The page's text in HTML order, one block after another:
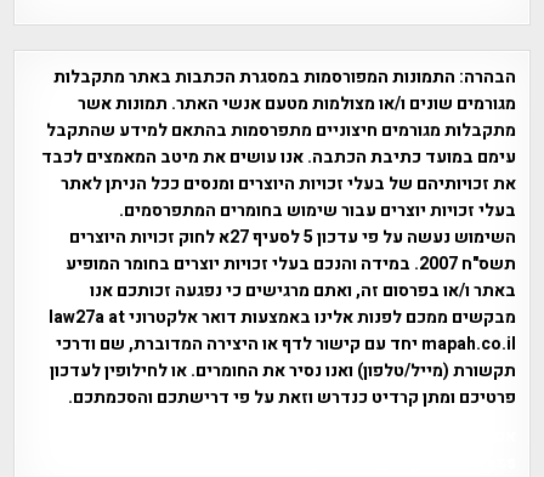
הבהרה: התמונות המפורסמות במסגרת הכתבות באתר מתקבלות
מגורמים שונים ו/או מצולמות מטעם אנשי האתר. תמונות אשר
מתקבלות מגורמים חיצוניים מתפרסמות בהתאם למידע שהתקבל
עימם במועד כתיבת הכתבה. אנו עושים את מיטב המאמצים לכבד
את זכויותיהם של בעלי זכויות היוצרים ומנסים ככל הניתן לאתר
בעלי זכויות יוצרים עבור שימוש בחומרים המתפרסמים.
השימוש נעשה על פי עדכון 5 לסעיף 27א לחוק זכויות היוצרים
תשס"ח 2007. במידה והנכם בעלי זכויות יוצרים בחומר המופיע
באתר ו/או בפרסום זה, ואתם מרגישים כי נפגעה זכותכם אנו
מבקשים ממכם לפנות אלינו באמצעות דואר אלקטרוני law27a at
mapah.co.il יחד עם קישור לדף או היצירה המדוברת, שם ודרכי
תקשורת (מייל/טלפון) ואנו נסיר את החומרים. או לחילופין לעדכון
פרטיכם ומתן קרדיט כנדרש וזאת על פי דרישתכם והסכמתכם.